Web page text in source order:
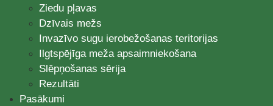
Ziedu pļavas
Dzīvais mežs
Invazīvo sugu ierobežošanas teritorijas
Ilgtspējīga meža apsaimniekošana
Slēpņošanas sērija
Rezultāti
Pasākumi